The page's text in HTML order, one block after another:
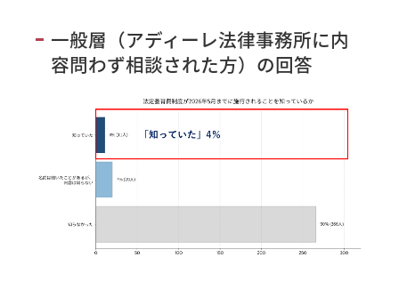
一般層（アディーレ法律事務所に内
容問わず相談された方）の回答